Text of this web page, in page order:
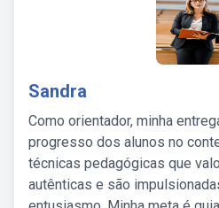
Sandra
Como orientador, minha
progresso dos alunos no
técnicas pedagógicas que
autênticas e são